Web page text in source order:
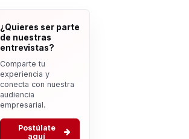
¿Quieres ser parte
de nuestras
entrevistas?
Comparte tu
experiencia y
conecta con nuestra
audiencia
empresarial.
Postúlate
aquí